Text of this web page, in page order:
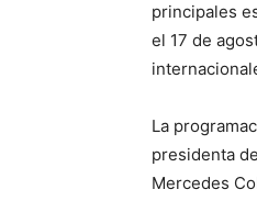
principales
el 17 de
La
presidenta
Mercedes